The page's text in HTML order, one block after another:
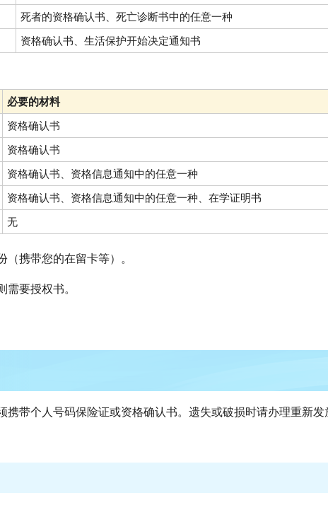
死者的资格确认书、死亡诊断书中的任意一种
资格确认书、生活保护开始决定通知书
必要的材料
资格确认书
资格确认书
资格确认书、资格信息通知中的任意一种
资格确认书、资格信息通知中的任意一种、在学证明书
无
携带您的在留卡等）。
要授权书。
携带个人号码保险证或资格确认书。遗失或破损时请办理重新发